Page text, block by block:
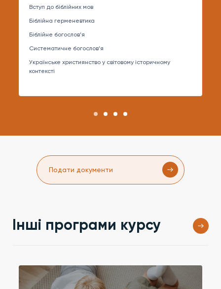
Вступ до біблійних мов
Біблійна герменевтика
Біблійне богослов’я
Систематичне богослов’я
Українське християнство у світовому історичному
контексті
Подати документи
Інші програми курсу